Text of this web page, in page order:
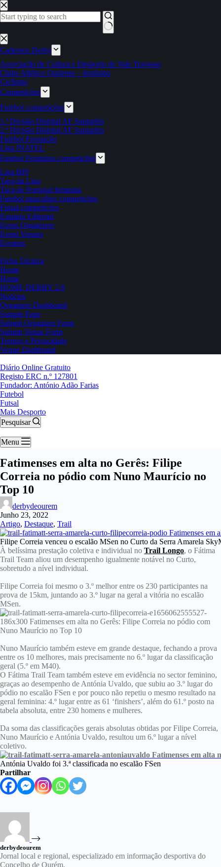
Pular
para
o
Sem
resultados
Cadernos Derby
Associação de Cultura e Desporto de Vale Travesso
Clube Atlético Ouriense – feminino
Ciclismo
Competições
Futebol competições
1.ª Divisão Distrital AF Santarém
2.ª Divisão Distrital AF Santarém
Futebol Formação
Liga INATEL
Futebol Feminino competições
Liga BPI
Taça da Liga
Taça de Portugal feminina
Futebol masculino competições
Futsal competições
Estatuto Editorial
Event Organizers
Event Venues
Eventos
Ficha Técnica
Home
Home
HOME DERBY 2.0
Notícias
Organizer Dashboard
Sample Page
Submit Organizer Form
Submit Venue Form
Termos e Privacidade
Venue Dashboard
Diário Online Gratuito
Registo ERC n.º 127801
Fundador: António Adão Farias
Futebol
Futsal
Mais Desporto
Pesquisar
Menu
Fatimenses em alta no Gerês: Filipe
Correia no pódio com Nuno Maurício no
Top 10
derbydeourem
Junho 23, 2022
Artigo, Destaque, Trail
Filipe Correia venceu o escalão MSen no Curto da Serra Amarela
À belíssima prestação coletiva e individual no Trail Longo, o Fátima
Trail Team aliou um desempenho igualmente notável no Curto,
sobretudo a nível individual.
Filipe Correia foi mesmo o 3.º melhor entre os 230 participantes na
prova de 15km, juntando ao 3.º lugar na geral a vitória no escalão
MSen.
Nuno Maurício também esteve em grande destaque, fechando a prova
entre os 10 melhores, mais precisamente no 6.º lugar da classificação
geral (5.º em M40).
O Fátima Trail Team também esteve em evidência no sector feminino,
graças ao desempenho de Antónia Uvaldo, que subiu ao 3.º lugar do
pódio no escalão FSen e por pouco não repetiu o mesmo resultado na
geral feminina: 4.º lugar entre as 61 ‘finishers’, além do 61.º posto na
tabela absoluta, entre 230 homens e mulheres.
Da soma das classificações gerais absolutas obtidas por Filipe Correia,
Nuno Maurício e Antónia Uvaldo, resultou um 6.º lugar a nível
coletivo.
Antónia Uvaldo foi 3.ª classificada no escalão FSen
Partilhar
derbydeourem
Jornal local e regional, especializado em informação desportiva do
Concelho de Ourém.